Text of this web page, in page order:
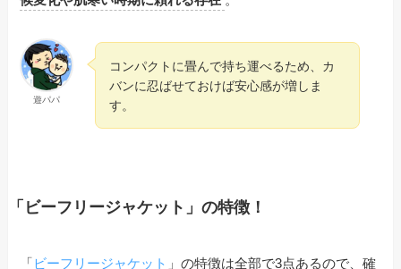
遊パパ
コンパクトに畳んで持ち運べるため、カ
バンに忍ばせておけば安心感が増しま
す。
「ビーフリージャケット」の特徴！
「ビーフリージャケット 」の特徴は全部で3点あるので、確